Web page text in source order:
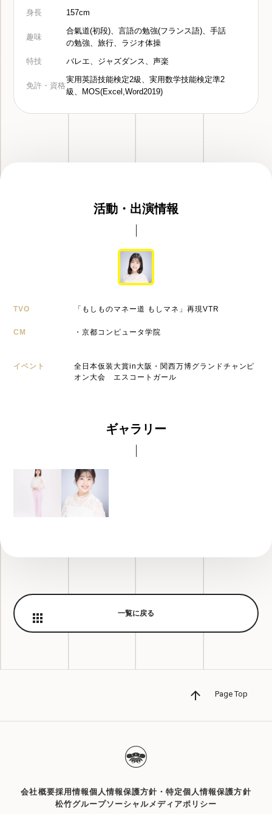
身長
157cm
趣味
合氣道(初段)、言語の勉強(フランス語)、手話
の勉強、旅行、ラジオ体操
特技
バレエ、ジャズダンス、声楽
免許・資格
実用英語技能検定2級、実用数学技能検定準2
級、MOS(Excel,Word2019)
活動・出演情報
TVO 「もしものマネー道 もしマネ」再現VTR
CM ・京都コンピュータ学院
イベント
全日本仮装大賞in大阪・関西万博グランドチャンピ
オン大会 エスコートガール
ギャラリー
一覧に戻る
Page Top
会社概要採用情報個人情報保護方針・特定個人情報保護方針
松竹グループソーシャルメディアポリシー